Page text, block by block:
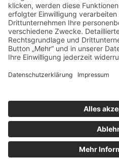
Bauklempnerei
Flachdachabdichtungen
Fassadenbekleidungen
Veluxfenstereinbau
Dachfensterkonfigurator